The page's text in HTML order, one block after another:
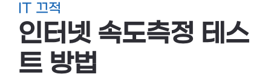
IT 끄적
인터넷 속도측정 테스
트 방법